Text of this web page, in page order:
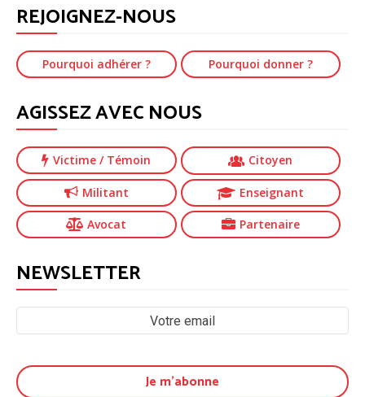
REJOIGNEZ-NOUS
Pourquoi adhérer ? Pourquoi donner ?
AGISSEZ AVEC NOUS
Victime/ Témoin Citoyen
Militant Enseignant
Avocat Partenaire
NEWSLETTER